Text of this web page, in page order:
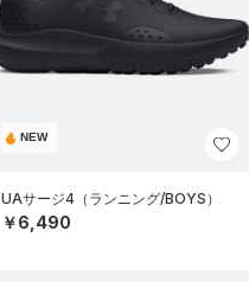
NEW
UAサージ4（ランニング/BOYS）
￥6,490